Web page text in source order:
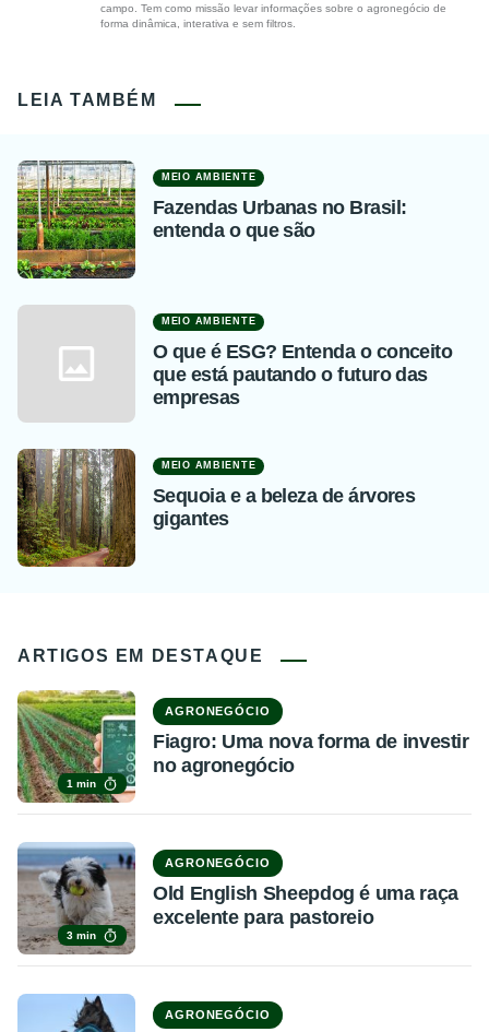
campo. Tem como missão levar informações sobre o agronegócio de
forma dinâmica, interativa e sem filtros.
LEIA TAMBÉM
MEIO AMBIENTE
Fazendas Urbanas no Brasil:
entenda o que são
MEIO AMBIENTE
O que é ESG? Entenda o conceito
que está pautando o futuro das
empresas
MEIO AMBIENTE
Sequoia e a beleza de árvores
gigantes
ARTIGOS EM DESTAQUE
1 min
AGRONEGÓCIO
Fiagro: Uma nova forma de investir
no agronegócio
3 min
AGRONEGÓCIO
Old English Sheepdog é uma raça
excelente para pastoreio
AGRONEGÓCIO